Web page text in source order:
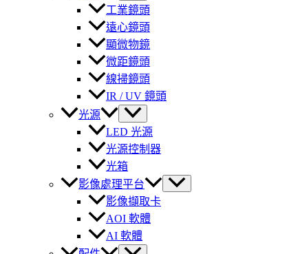
工業鏡頭
遠心鏡頭
顯微物鏡
微距鏡頭
線掃鏡頭
IR / UV 鏡頭
光源
LED 光源
光源控制器
光箱
影像處理平台
影像擷取卡
AOI 軟體
AI 軟體